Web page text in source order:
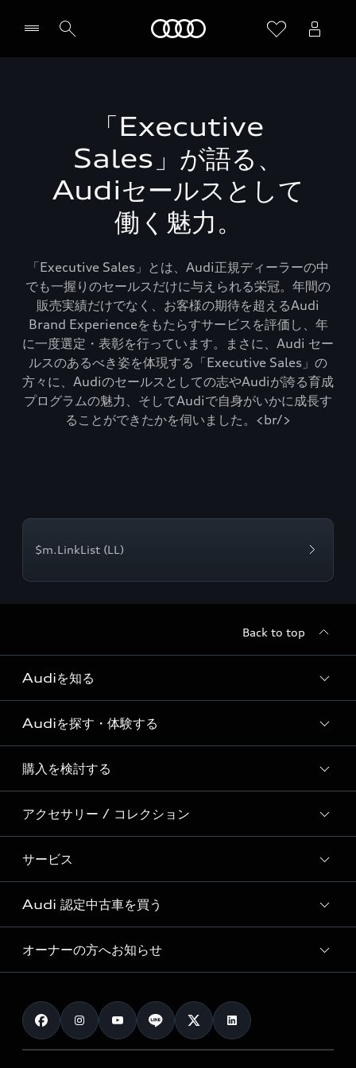
「Executive
Sales」が語る、
Audiセールスとして
働く魅力。
「Executive Sales」とは、Audi正規ディーラーの中
でも一握りのセールスだけに与えられる栄冠。年間の
販売実績だけでなく、お客様の期待を超えるAudi
Brand Experienceをもたらすサービスを評価し、年
に一度選定・表彰を行っています。まさに、Audi セー
ルスのあるべき姿を体現する「Executive Sales」の
方々に、Audiのセールスとしての志やAudiが誇る育成
プログラムの魅力、そしてAudiで自身がいかに成長す
ることができたかを伺いました。<br/>
$m.LinkList (LL)
Back to top
Audiを知る
Audi ブランド
Story of Progress
Audi Sport
Formula 1®
デジタルサービス
Audiを探す・体験する
ディーラー検索
新車在庫検索
試乗車・展示車検索
見積り依頼
試乗予約
購入を検討する
モデル一覧
特別仕様モデル / 限定モデル
e-tronラインアップ
価格シミュレーション
車両比較
カタログ一覧
アクセサリー / コレクション
純正アクセサリー
オンラインショップ
Audi collection
アウディナビアプリ
サービス
サービス入庫予約
サービスプログラム
メンテナンス
車検 / 定期点検
e-tronアフターサポート
Audi 認定中古車を買う
Audi認定中古車
クオリティ
保証
オーナーの方へお知らせ
お知らせ
オーナー様向けキャンペーン